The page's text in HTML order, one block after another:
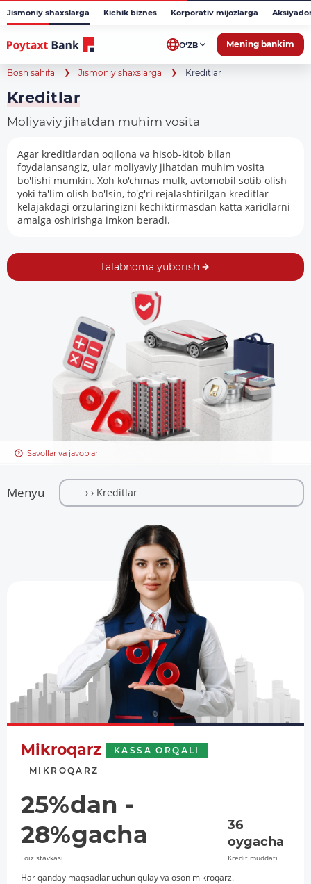
Jismoniy shaxslarga Kichik biznes Korporativ mijozlarga
O‘ZB Mening bankim
Bosh sahifa Jismoniy shaxslarga Kreditlar
Kreditlar
Moliyaviy jihatdan muhim vosita
Agar kreditlardan oqilona va hisob-kitob bilan
foydalansangiz, ular moliyaviy jihatdan muhim vosita
bo'lishi mumkin. Xoh ko'chmas mulk, avtomobil sotib olish
yoki ta'lim olish bo'lsin, to'g'ri rejalashtirilgan kreditlar
kelajakdagi orzularingizni kechiktirmasdan katta xaridlarni
amalga oshirishga imkon beradi.
Talabnoma yuborish
Savollar va javoblar
Menyu
Mikroqarz
KASSA ORQALI
MIKROQARZ
25%dan -
28%gacha
Foiz stavkasi
36
oygacha
Kredit muddati
Har qanday maqsadlar uchun qulay va oson mikroqarz.